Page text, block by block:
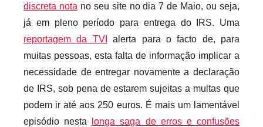
e
i
s
discreta nota no seu site no dia 7 de Maio, ou seja,
já em pleno período para entrega do IRS. Uma
reportagem da TVI
alerta para o facto de, para
muitas pessoas, esta falta de informação implicar a
necessidade de entregar novamente a declaração
de IRS, sob pena de estarem sujeitas a multas que
podem ir até aos 250 euros. É mais um lamentável
episódio nesta
longa saga de erros e confusões